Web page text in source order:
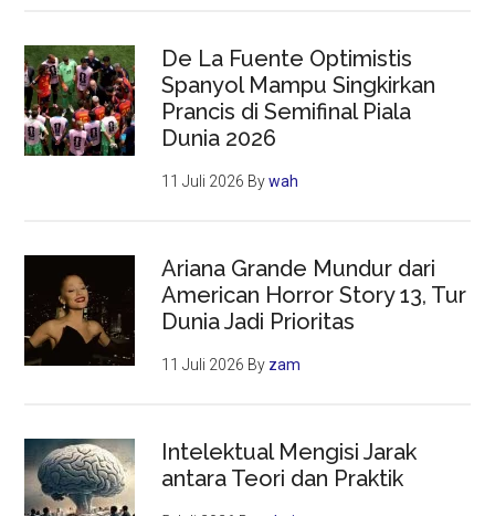
De La Fuente Optimistis
Spanyol Mampu Singkirkan
Prancis di Semifinal Piala
Dunia 2026
11 Juli 2026 Bywah
Ariana Grande Mundur dari
American Horror Story 13, Tur
Dunia Jadi Prioritas
11 Juli 2026 By zam
Intelektual Mengisi Jarak
antara Teori dan Praktik